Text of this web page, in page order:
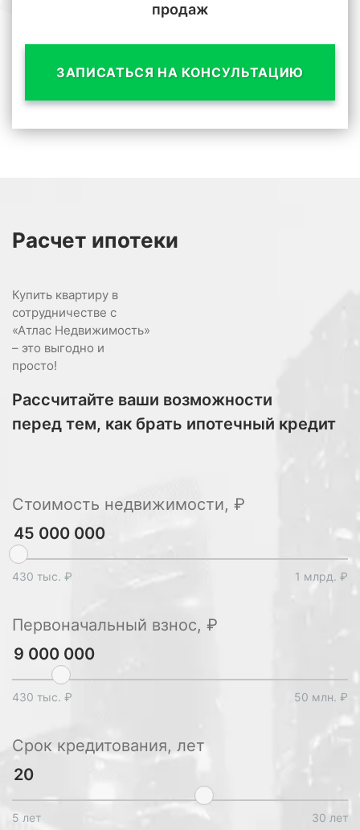
продаж
ЗАПИСАТЬСЯ НА КОНСУЛЬТАЦИЮ
Расчет ипотеки
Купить квартиру в
сотрудничестве с
«Атлас Недвижимость»
– это выгодно и
просто!
Рассчитайте ваши возможности
перед тем, как брать ипотечный кредит
Стоимость недвижимости, ₽
430 тыс. ₽ 1 млрд. ₽
Первоначальный взнос, ₽
430 тыс. ₽ 50 млн. ₽
Срок кредитования, лет
5 лет 30 лет